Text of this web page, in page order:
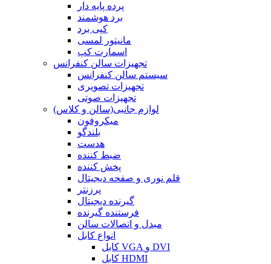
پرده پایه دار
برد هوشمند
کپی برد
مانیتور لمسی
اسمارت کپ
تجهیزات سالن کنفرانس
سیستم سالن کنفرانس
تجهیزات تصویری
تجهیزات صوتی
لوازم جانبی(سالن و کلاس)
میکروفون
بلندگو
هدست
ضبط کننده
پخش کننده
قلم نوری و صفحه دیجیتال
پرزنتر
گیرنده دیجیتال
فرستنده گیرنده
مبدل و اتصالات سالن
انواع کابل
کابل VGA و DVI
کابل HDMI